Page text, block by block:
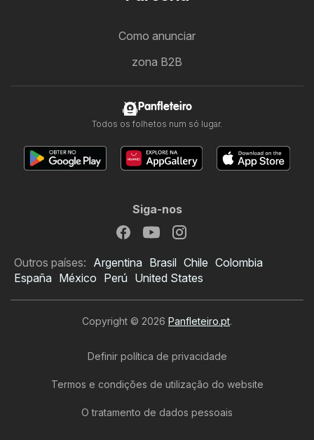
Como anunciar
zona B2B
Panfleteiro
Todos os folhetos num só lugar.
Siga-nos
Outros países: Argentina Brasil Chile Colombia
España México Perú United States
Copyright © 2026 Panfleteiro.pt.
Definir política de privacidade
Termos e condições de utilização do website
O tratamento de dados pessoais